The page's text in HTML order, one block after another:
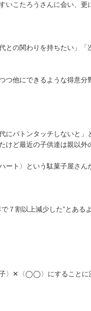
いこたろうさんに会い、
との関わりを持ちたい」
つ他にできるような得意分
にバトンタッチしないと
けど最近の子供達は親以
ート〉という駄菓子屋さ
７割以上減少した”とあ
〉✕〈◯◯〉にすることに